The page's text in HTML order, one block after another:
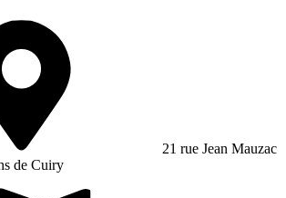
21 rue Jean Mauzac
de Cuiry